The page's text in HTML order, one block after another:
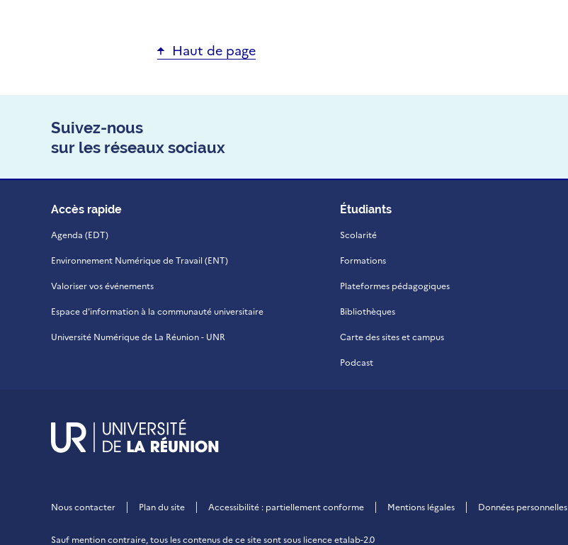
Haut de page
Suivez-nous
sur les réseaux sociaux
Accès rapide
Agenda (EDT)
Environnement Numérique de Travail (ENT)
Valoriser vos événements
Espace d'information à la communauté universitaire
Université Numérique de La Réunion - UNR
Étudiants
Scolarité
Formations
Plateformes pédagogiques
Bibliothèques
Carte des sites et campus
Podcast
Nous contacter Plan du site Accessibilité : partiellement conforme Mentions légales Données personnelles
Sauf mention contraire, tous les contenus de ce site sont sous licence etalab-2.0